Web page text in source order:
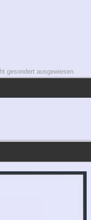
gesondert ausgewiesen.